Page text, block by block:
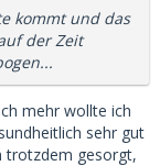
kommt und das
der Zeit
mehr wollte ich
sehr gut
trotzdem gesorgt,